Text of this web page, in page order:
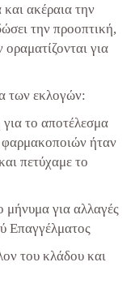
και ακέραια την
την προοπτική,
για
των εκλογών:
το αποτέλεσμα
ήταν
πετύχαμε το
μήνυμα για αλλαγές
Επαγγέλματος
του κλάδου και